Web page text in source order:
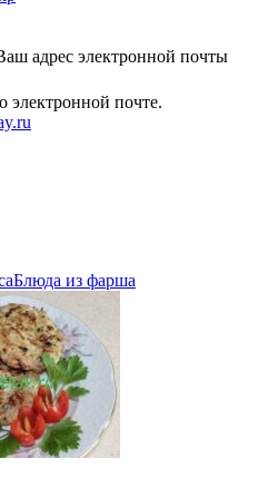
адрес электронной почты
электронной почте.
Блюда из фарша